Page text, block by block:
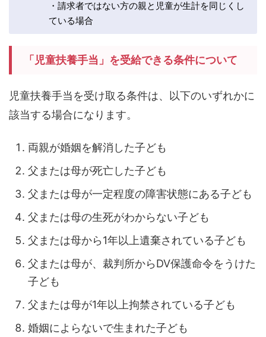
・請求者ではない方の親と児童が生計を同じくし
ている場合
「児童扶養手当」を受給できる条件について
児童扶養手当を受け取る条件は、以下のいずれかに
該当する場合になります。
両親が婚姻を解消した子ども
父または母が死亡した子ども
父または母が一定程度の障害状態にある子ども
父または母の生死がわからない子ども
父または母から1年以上遺棄されている子ども
父または母が、裁判所からDV保護命令をうけた
子ども
父または母が1年以上拘禁されている子ども
婚姻によらないで生まれた子ども